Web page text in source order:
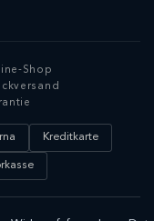
Shop
Kreditkarte